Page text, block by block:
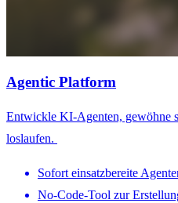
Agentic Platform
Entwickle KI-Agenten, gewöhne
loslaufen.
Sofort einsatzbereite
No-Code-Tool zur